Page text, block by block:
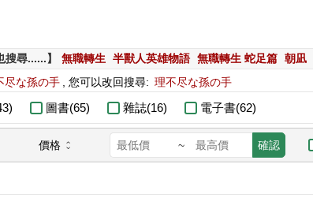
尋......】
無職轉生 半獸人英雄物語 無職轉生 蛇足篇 朝凪
尽な孫の手 , 您可以改回搜尋: 理不尽な孫の手
圖書(65) 雜誌(16) 電子書(62)
價格 ~ 確認